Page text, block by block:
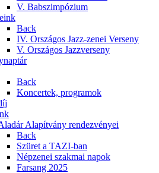
V. Babszimpózium
Back
IV. Országos Jazz-zenei Verseny
V. Országos Jazzverseny
Back
Koncertek, programok
Alapítvány rendezvényei
Back
Szüret a TAZI-ban
Népzenei szakmai napok
Farsang 2025